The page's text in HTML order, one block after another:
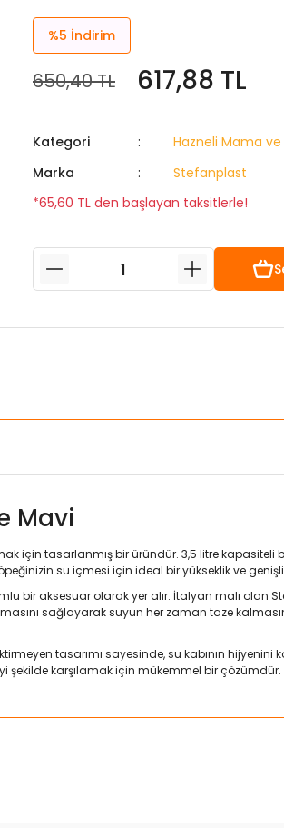
%5 İndirim
650,40 TL 617,88 TL
Kategori
Hazneli Mama ve
Marka
Stefanplast
*65,60 TL den başlayan taksitlerle!
Mavi
için tasarlanmış bir üründür. 3,5 litre
su içmesi için ideal bir yükseklik ve
bir aksesuar olarak yer alır. İtalyan malı olan
sağlayarak suyun her zaman taze
tasarımı sayesinde, su kabının
şekilde karşılamak için mükemmel bir çözümdür.